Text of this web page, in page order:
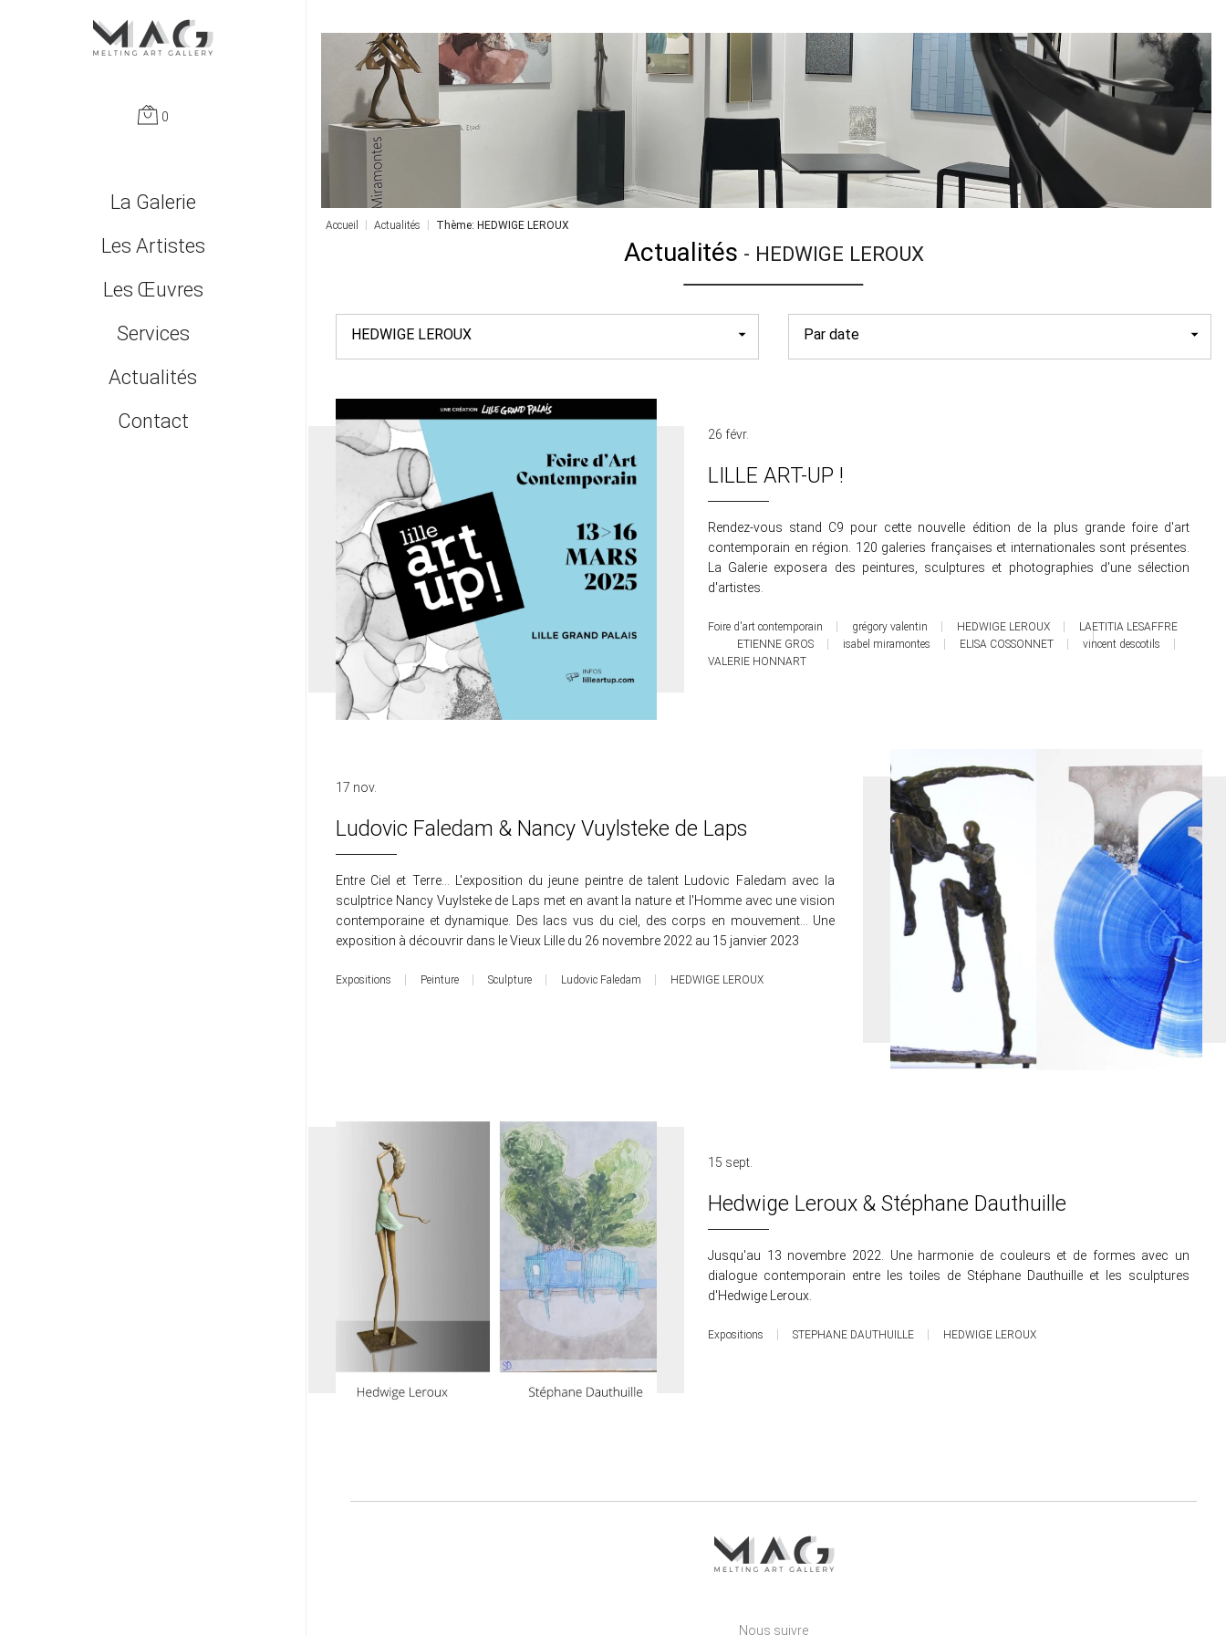
0
La Galerie
Les Artistes
Les Œuvres
Services
Leasing et fiscalité | Entreprises et professions libérales
Actualités
Contact
Accueil Actualités Thème: HEDWIGE LEROUX
Actualités - HEDWIGE LEROUX
HEDWIGE LEROUX Par date
26 févr.
LILLE ART-UP !
Rendez-vous stand C9 pour cette nouvelle édition de la plus grande foire d'art
contemporain en région. 120 galeries françaises et internationales sont présentes.
La Galerie exposera des peintures, sculptures et photographies d'une sélection
d'artistes.
Foire d'art contemporain grégory valentin HEDWIGE LEROUX
LAETITIA LESAFFRE
ETIENNE GROS
isabel miramontes ELISA COSSONNET
vincent descotils
VALERIE HONNART
17 nov.
Ludovic Faledam & Nancy Vuylsteke de Laps
Entre Ciel et Terre... L'exposition du jeune peintre de talent Ludovic Faledam avec la
sculptrice Nancy Vuylsteke de Laps met en avant la nature et l'Homme avec une vision
contemporaine et dynamique. Des lacs vus du ciel, des corps en mouvement... Une
exposition à découvrir dans le Vieux Lille du 26 novembre 2022 au 15 janvier 2023
Expositions Peinture Sculpture Ludovic Faledam HEDWIGE LEROUX
15 sept.
Hedwige Leroux & Stéphane Dauthuille
Jusqu'au 13 novembre 2022. Une harmonie de couleurs et de formes avec un
dialogue contemporain entre les toiles de Stéphane Dauthuille et les sculptures
d'Hedwige Leroux.
Expositions STEPHANE DAUTHUILLE HEDWIGE LEROUX
Nous suivre